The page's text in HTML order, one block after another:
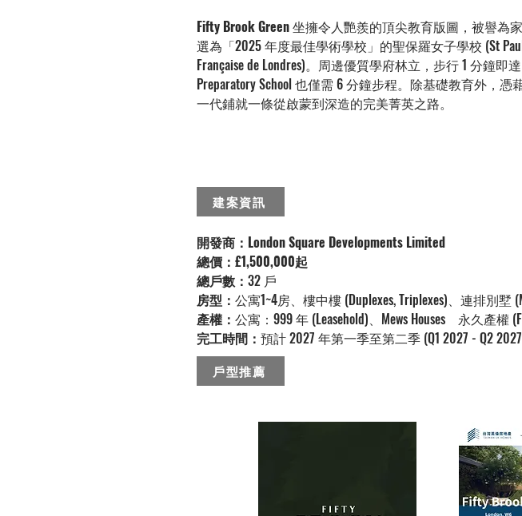
Fifty Brook Green坐擁令人艷羨的頂尖教育版圖，被譽為
選為「2025 年度最佳學術學校」的聖保羅女子學校 (St
Française de Londres)。周邊優質學府林立，步行 1 分鐘即
Preparatory School 也僅需 6 分鐘步程。除基礎教育外，
一代鋪就一條從啟蒙到深造的完美菁英之路。
建案資訊
開發商：London Square Developments Limited
​總價：£1,500,000起
總戶數： 32 戶
房型： 公寓1~4房、樓中樓 (Duplexes, Triplexes)、連排別墅
產權： 公寓：999 年 (Leasehold)、Mews Houses 永久產權
​​完工時間： 預計 2027 年第一季至第二季 (Q1 2027 - Q2
戶型推薦